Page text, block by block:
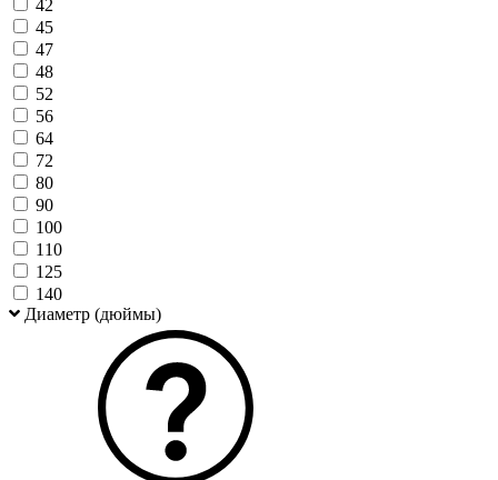
42
45
47
48
52
56
64
72
80
90
100
110
125
140
Диаметр (дюймы)